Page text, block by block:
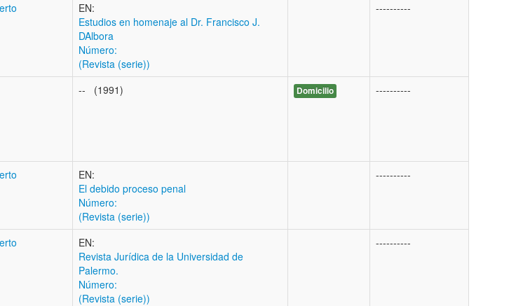
EN:
Estudios en homenaje al Dr. Francisco J.
DAlbora
Número:
(Revista (serie))
----------
-- (1991) Domicilio ----------
EN:
El debido proceso penal
Número:
(Revista (serie))
----------
EN:
Revista Jurídica de la Universidad de
Palermo.
Número:
(Revista (serie))
----------